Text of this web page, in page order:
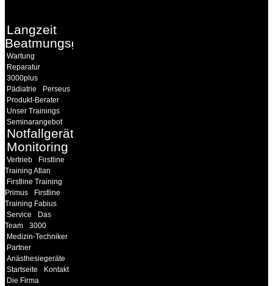
Langzeit
Beatmungsgeräte
Wartung
Reparatur
3000plus
Pädiatrie
Perseus
Produkt-Berater
Unser Trainings
Seminarangebot
Notfallgeräte
Monitoring
Vertrieb
Firstline
Training Atlan
Firstline Training
Primus
Firstline
Training Fabius
Service
Das
Team
3000
Medizin-Techniker
Partner
Anästhesiegeräte
Startseite
Kontakt
Die Firma